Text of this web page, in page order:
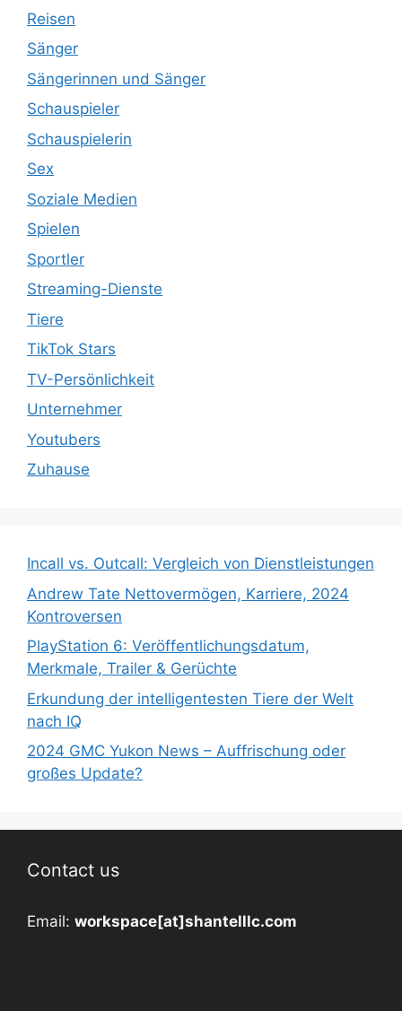
Reisen
Sänger
Sängerinnen und Sänger
Schauspieler
Schauspielerin
Sex
Soziale Medien
Spielen
Sportler
Streaming-Dienste
Tiere
TikTok Stars
TV-Persönlichkeit
Unternehmer
Youtubers
Zuhause
Incall vs. Outcall: Vergleich von Dienstleistungen
Andrew Tate Nettovermögen, Karriere, 2024
Kontroversen
PlayStation 6: Veröffentlichungsdatum,
Merkmale, Trailer & Gerüchte
Erkundung der intelligentesten Tiere der Welt
nach IQ
2024 GMC Yukon News – Auffrischung oder
großes Update?
Contact us
Email: workspace[at]shantelllc.com